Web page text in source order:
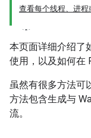
查看每个线程、进
本页面详细介绍了
使用，以及如何在
虽然有很多方法可
方法包含生成与
流。